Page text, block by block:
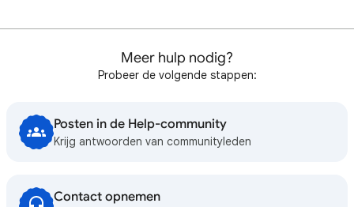
Meer hulp nodig?
Probeer de volgende stappen:
Posten in de Help-community
Krijg antwoorden van communityleden
Contact opnemen